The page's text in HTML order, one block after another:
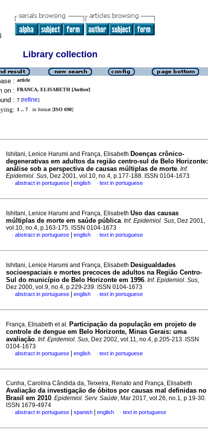
Library collection
: article
on : FRANCA, ELISABETH [Author]
: 7 [refine]
1 .. 7 in format [ISO 690]
Ishitani, Lenice Harumi and França, Elisabeth Doenças crônico-
degenerativas em adultos da região centro-sul de Belo Horizonte:
análise sob a perspectiva de causas múltiplas de morte. Inf.
Epidemiol. Sus, Dez 2001, vol.10, no.4, p.177-188. ISSN 0104-1673
· abstract in portuguese english · text in portuguese
Ishitani, Lenice Harumi and França, Elisabeth Uso das causas
múltiplas de morte em saúde pública. Inf. Epidemiol. Sus, Dez 2001,
vol.10, no.4, p.163-175. ISSN 0104-1673
· abstract in portuguese english · text in portuguese
Ishitani, Lenice Harumi and França, Elisabeth Desigualdades
socioespaciais e mortes precoces de adultos na Região Centro-
Sul do município de Belo Horizonte em 1996. Inf. Epidemiol. Sus,
Dez 2000, vol.9, no.4, p.229-239. ISSN 0104-1673
· abstract in portuguese english · text in portuguese
França, Elisabeth et al. Participação da população em projeto de
controle de dengue em Belo Horizonte, Minas Gerais: uma
avaliação. Inf. Epidemiol. Sus, Dez 2002, vol.11, no.4, p.205-213. ISSN
0104-1673
· abstract in portuguese english · text in portuguese
Cunha, Carolina Cândida da, Teixeira, Renato and França, Elisabeth
Avaliação da investigação de óbitos por causas mal definidas no
Brasil em 2010. Epidemiol. Serv. Saúde, Mar 2017, vol.26, no.1, p.19-30.
ISSN 1679-4974
· abstract in portuguese spanish english · text in portuguese